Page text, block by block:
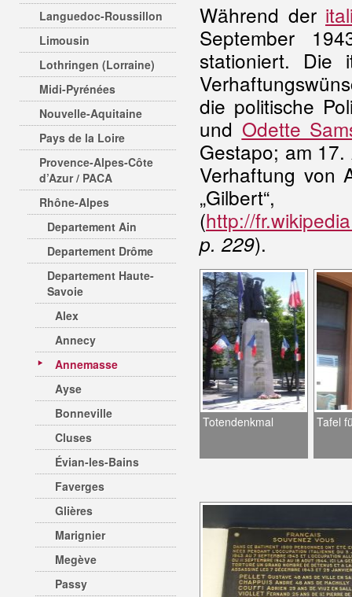
Languedoc-Roussillon
Limousin
Lothringen (Lorraine)
Midi-Pyrénées
Nouvelle-Aquitaine
Pays de la Loire
Provence-Alpes-Côte
d’Azur / PACA
Rhône-Alpes
Departement Ain
Departement Drôme
Departement Haute-
Savoie
Alex
Annecy
Annemasse
Ayse
Bonneville
Cluses
Évian-les-Bains
Faverges
Glières
Marignier
Megève
Passy
Während der
September
stationiert. Die
die politische
und Odette
Gestapo; am
Verhaftung von
(http://
p. 229).
Totendenkmal Tafel